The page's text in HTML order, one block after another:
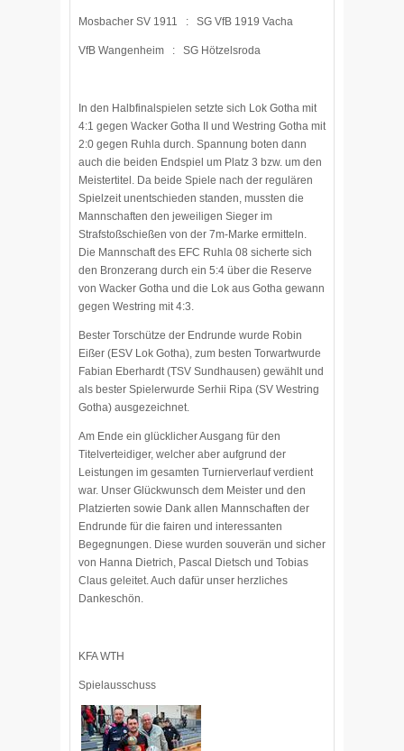
Mosbacher SV 1911 : SG VfB 1919 Vacha
VfB Wangenheim : SG Hötzelsroda
In den Halbfinalspielen setzte sich Lok Gotha mit
4:1 gegen Wacker Gotha II und Westring Gotha mit
2:0 gegen Ruhla durch. Spannung boten dann
auch die beiden Endspiel um Platz 3 bzw. um den
Meistertitel. Da beide Spiele nach der regulären
Spielzeit unentschieden standen, mussten die
Mannschaften den jeweiligen Sieger im
Strafstoßschießen von der 7m-Marke ermitteln.
Die Mannschaft des EFC Ruhla 08 sicherte sich
den Bronzerang durch ein 5:4 über die Reserve
von Wacker Gotha und die Lok aus Gotha gewann
gegen Westring mit 4:3.
Bester Torschütze der Endrunde wurde Robin
Eißer (ESV Lok Gotha), zum besten Torwartwurde
Fabian Eberhardt (TSV Sundhausen) gewählt und
als bester Spielerwurde Serhii Ripa (SV Westring
Gotha) ausgezeichnet.
Am Ende ein glücklicher Ausgang für den
Titelverteidiger, welcher aber aufgrund der
Leistungen im gesamten Turnierverlauf verdient
war. Unser Glückwunsch dem Meister und den
Platzierten sowie Dank allen Mannschaften der
Endrunde für die fairen und interessanten
Begegnungen. Diese wurden souverän und sicher
von Hanna Dietrich, Pascal Dietsch und Tobias
Claus geleitet. Auch dafür unser herzliches
Dankeschön.
KFA WTH
Spielausschuss